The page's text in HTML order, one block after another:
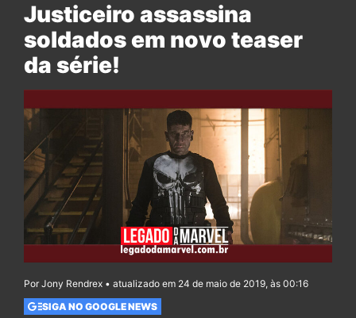
Justiceiro assassina
soldados em novo teaser
da série!
Por Jony Rendrex • atualizado em 24 de maio de 2019, às 00:16
SIGA NO GOOGLE NEWS